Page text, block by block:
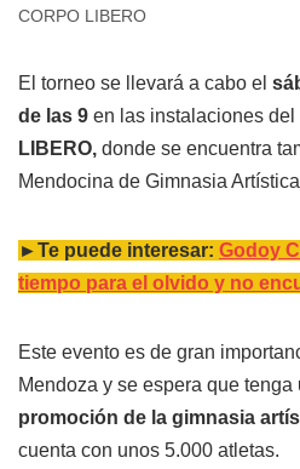
CORPO LIBERO
El torneo se llevará a cabo el
de las 9 en las instalaciones del
LIBERO, donde se encuentra
Mendocina de Gimnasia
►Te puede interesar: Godoy
tiempo para el olvido y no
Este evento es de gran
Mendoza y se espera que tenga
promoción de la gimnasia
cuenta con unos 5.000 atletas.